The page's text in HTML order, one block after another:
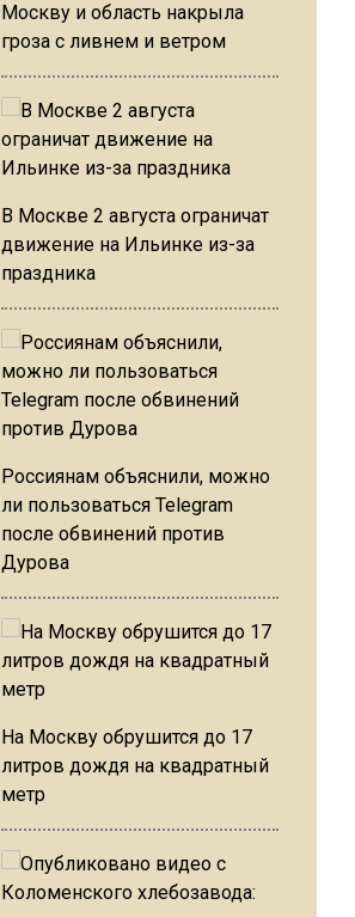
Москву и область накрыла
гроза с ливнем и ветром
В Москве 2 августа ограничат
движение на Ильинке из-за
праздника
Россиянам объяснили, можно
ли пользоваться Telegram
после обвинений против
Дурова
На Москву обрушится до 17
литров дождя на квадратный
метр